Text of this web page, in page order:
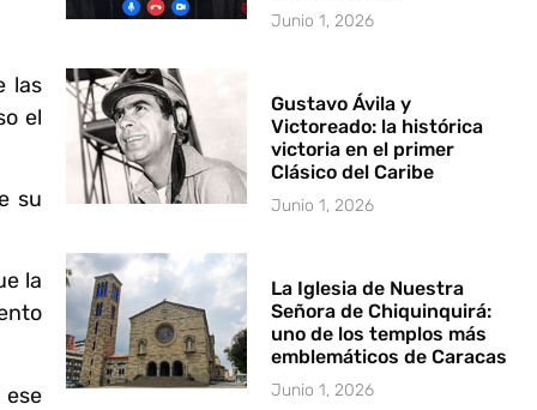
las
el
su
la
ese
Junio 1, 2026
Gustavo Ávila y
Victoreado: la histórica
victoria en el primer
Clásico del Caribe
Junio 1, 2026
La Iglesia de Nuestra
Señora de Chiquinquirá:
uno de los templos más
emblemáticos de Caracas
Junio 1, 2026